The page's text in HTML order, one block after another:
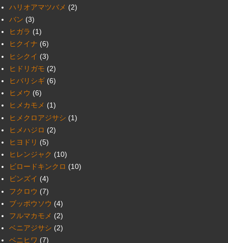
ハリオアマツバメ (2)
バン (3)
ヒガラ (1)
ヒクイナ (6)
ヒシクイ (3)
ヒドリガモ (2)
ヒバリシギ (6)
ヒメウ (6)
ヒメカモメ (1)
ヒメクロアジサシ (1)
ヒメハジロ (2)
ヒヨドリ (5)
ヒレンジャク (10)
ビロードキンクロ (10)
ビンズイ (4)
フクロウ (7)
ブッポウソウ (4)
フルマカモメ (2)
ベニアジサシ (2)
ベニヒワ (7)